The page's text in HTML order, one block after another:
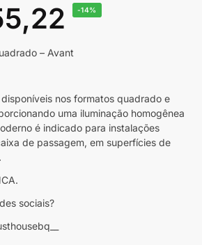
-14%
– Avant
disponíveis nos formatos quadrado e
uma iluminação homogênea
é indicado para instalações
de passagem, em superfícies de
sociais?